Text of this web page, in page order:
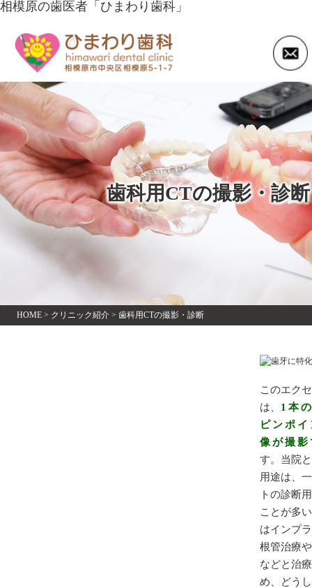
相模原の歯医者「ひまわり歯科」
歯科用CTの撮影・診断
HOME> クリニック紹介> 歯科用CTの撮影・診断
歯牙に特
このエク
は、 1本
ピンポ
像が撮
す。当院
用途は、
トの診断
ことが多
はインプ
根管治療
などと治
め、どう